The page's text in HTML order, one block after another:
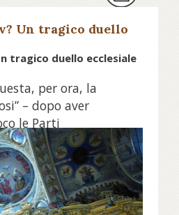
Un tragico duello
tragico duello ecclesiale
per ora, la
– dopo aver
le Parti
del puzzle delle
ucraine, dove la
legata al
guidato da
“scismatica” la